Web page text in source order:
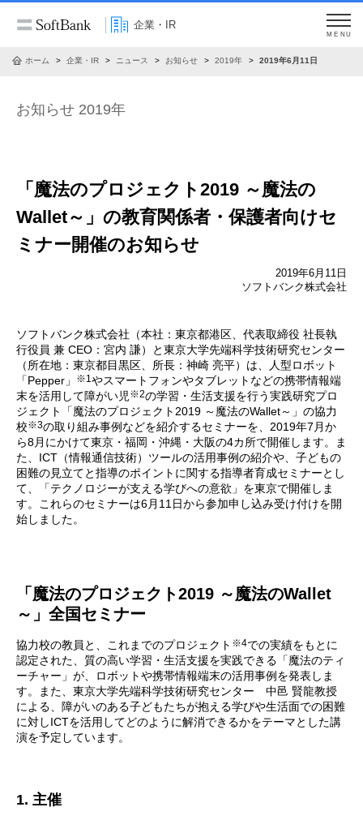
企業・IR
MENU
ホーム 企業・IR ニュース お知らせ 2019年 2019年6月11日
お知らせ 2019年
「魔法のプロジェクト2019 ～魔法の
Wallet～」の教育関係者・保護者向けセ
ミナー開催のお知らせ
2019年6月11日
ソフトバンク株式会社
ソフトバンク株式会社（本社：東京都港区、代表取締役 社長執
行役員 兼 CEO：宮内 謙）と東京大学先端科学技術研究センター
（所在地：東京都目黒区、所長：神崎 亮平）は、人型ロボット
「Pepper」
※1やスマートフォンやタブレットなどの携帯情報端
末を活用して障がい児 ※2の学習・生活支援を行う実践研究プロ
ジェクト「魔法のプロジェクト2019 ～魔法のWallet～」の協力
校※3の取り組み事例などを紹介するセミナーを、2019年7月か
ら8月にかけて東京・福岡・沖縄・大阪の4カ所で開催します。ま
た、ICT（情報通信技術）ツールの活用事例の紹介や、子どもの
困難の見立てと指導のポイントに関する指導者育成セミナーとし
て、「テクノロジーが支える学びへの意欲」を東京で開催しま
す。これらのセミナーは6月11日から参加申し込み受け付けを開
始しました。
「魔法のプロジェクト2019 ～魔法のWallet
～」全国セミナー
協力校の教員と、これまでのプロジェクト ※4での実績をもとに
認定された、質の高い学習・生活支援を実践できる「魔法のティ
ーチャー」が、ロボットや携帯情報端末の活用事例を発表しま
す。また、東京大学先端科学技術研究センター 中邑 賢龍教授
による、障がいのある子どもたちが抱える学びや生活面での困難
に対しICTを活用してどのように解消できるかをテーマとした講
演を予定しています。
1. 主催